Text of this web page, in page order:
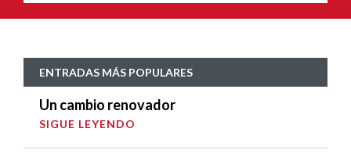
ENTRADAS MÁS POPULARES
Un cambio renovador
SIGUE LEYENDO